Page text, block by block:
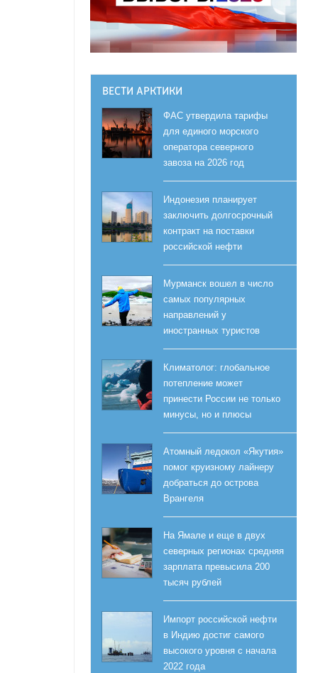
ВЕСТИ АРКТИКИ
ФАС утвердила тарифы
для единого морского
оператора северного
завоза на 2026 год
Индонезия планирует
заключить долгосрочный
контракт на поставки
российской нефти
Мурманск вошел в число
самых популярных
направлений у
иностранных туристов
Климатолог: глобальное
потепление может
принести России не только
минусы, но и плюсы
Атомный ледокол «Якутия»
помог круизному лайнеру
добраться до острова
Врангеля
На Ямале и еще в двух
северных регионах средняя
зарплата превысила 200
тысяч рублей
Импорт российской нефти
в Индию достиг самого
высокого уровня с начала
2022 года